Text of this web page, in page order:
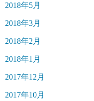
2018年5月
2018年3月
2018年2月
2018年1月
2017年12月
2017年10月